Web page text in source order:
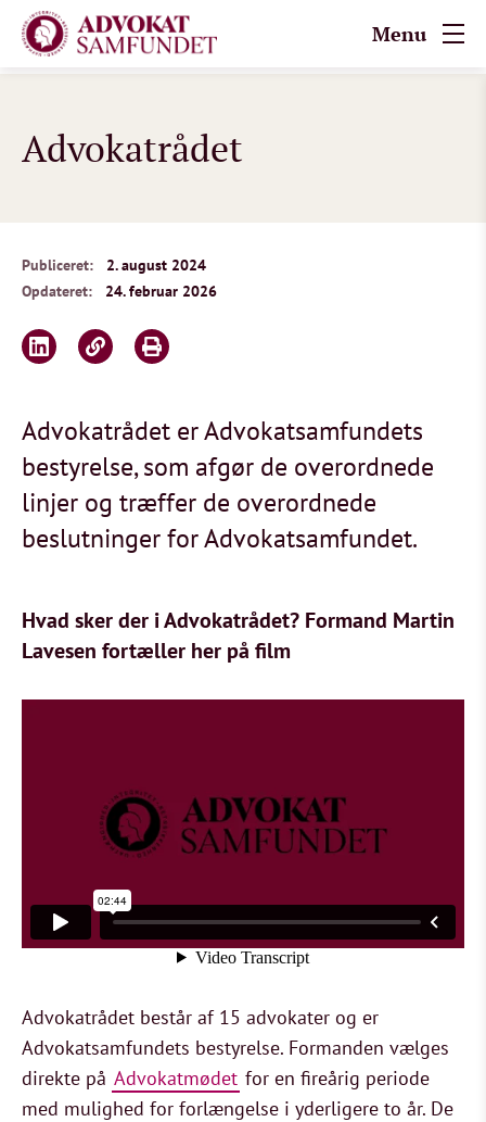
Menu
Advokatrådet
Publiceret:
2. august 2024
Opdateret:
24. februar 2026
Advokatrådet er Advokatsamfundets
bestyrelse, som afgør de overordnede
linjer og træffer de overordnede
beslutninger for Advokatsamfundet.
Hvad sker der i Advokatrådet? Formand Martin
Lavesen fortæller her på film
Advokatrådet består af 15 advokater og er
Advokatsamfundets bestyrelse. Formanden vælges
direkte på Advokatmødet for en fireårig periode
med mulighed for forlængelse i yderligere to år. De